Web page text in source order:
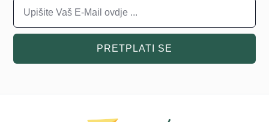
PRETPLATI SE